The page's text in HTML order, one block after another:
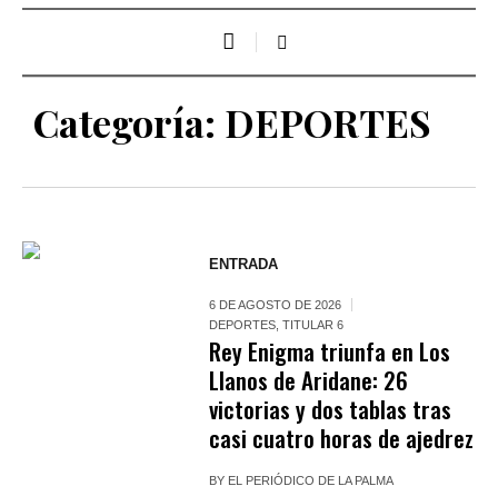
Categoría: DEPORTES
ENTRADA
6 DE AGOSTO DE 2026
DEPORTES ,TITULAR 6
Rey Enigma triunfa en Los
Llanos de Aridane: 26
victorias y dos tablas tras
casi cuatro horas de ajedrez
BY EL PERIÓDICO DE LA PALMA